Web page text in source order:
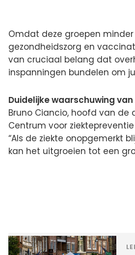
Omdat deze groepen
gezondheidszorg en
van cruciaal belang dat
inspanningen bundelen om
Duidelijke waarschuwing
Bruno Ciancio, hoofd van de
Centrum voor
“Als de ziekte onopgemerkt
kan het uitgroeien tot een